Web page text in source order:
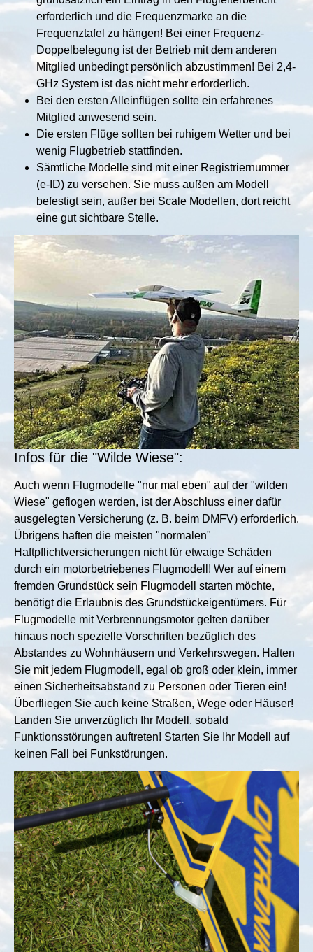
erforderlich und die Frequenzmarke an die
Frequenztafel zu hängen! Bei einer Frequenz-
Doppelbelegung ist der Betrieb mit dem anderen
Mitglied unbedingt persönlich abzustimmen! Bei 2,4-
GHz System ist das nicht mehr erforderlich.
Bei den ersten Alleinflügen sollte ein erfahrenes
Mitglied anwesend sein.
Die ersten Flüge sollten bei ruhigem Wetter und bei
wenig Flugbetrieb stattfinden.
Sämtliche Modelle sind mit einer Registriernummer
(e-ID) zu versehen. Sie muss außen am Modell
befestigt sein, außer bei Scale Modellen, dort reicht
eine gut sichtbare Stelle.
Show larger version for:
Infos für die "Wilde Wiese":
Auch wenn Flugmodelle "nur mal eben" auf der "wilden
Wiese" geflogen werden, ist der Abschluss einer dafür
ausgelegten Versicherung (z. B. beim DMFV) erforderlich.
Übrigens haften die meisten "normalen"
Haftpflichtversicherungen nicht für etwaige Schäden
durch ein motorbetriebenes Flugmodell! Wer auf einem
fremden Grundstück sein Flugmodell starten möchte,
benötigt die Erlaubnis des Grundstückeigentümers. Für
Flugmodelle mit Verbrennungsmotor gelten darüber
hinaus noch spezielle Vorschriften bezüglich des
Abstandes zu Wohnhäusern und Verkehrswegen. Halten
Sie mit jedem Flugmodell, egal ob groß oder klein, immer
einen Sicherheitsabstand zu Personen oder Tieren ein!
Überfliegen Sie auch keine Straßen, Wege oder Häuser!
Landen Sie unverzüglich Ihr Modell, sobald
Funktionsstörungen auftreten! Starten Sie Ihr Modell auf
keinen Fall bei Funkstörungen.
Show larger version for: